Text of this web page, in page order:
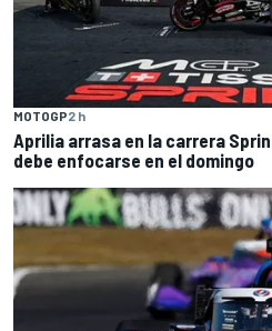
MOTOGP2 h
Aprilia arrasa en la carrera
debe enfocarse en el domingo